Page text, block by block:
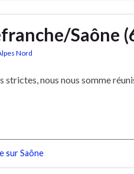
Saône
Nord
nous nous somme
sur Saône